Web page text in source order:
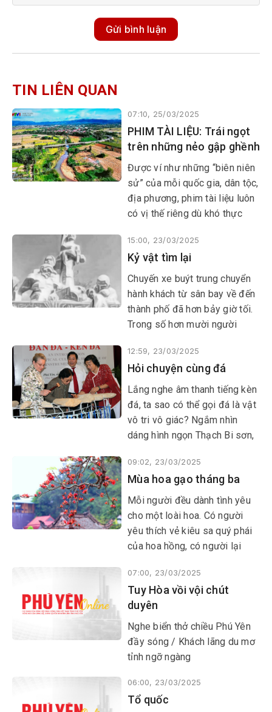
Gửi bình luận
TIN LIÊN QUAN
07:10, 25/03/2025
PHIM TÀI LIỆU: Trái ngọt
trên những nẻo gập ghềnh
​​​​​​​Được ví như những “biên niên
sử” của mỗi quốc gia, dân tộc,
địa phương, phim tài liệu luôn
có vị thế riêng dù khó thực
15:00, 23/03/2025
Kỷ vật tìm lại
​​​​​​​Chuyến xe buýt trung chuyển
hành khách từ sân bay về đến
thành phố đã hơn bảy giờ tối.
Trong số hơn mười người
người đàn ông ngoại quốc,
dáng cao to, tóc và da đều
trắng, trông còn khỏe mạnh.
12:59, 23/03/2025
Hỏi chuyện cùng đá
Lắng nghe âm thanh tiếng kèn
đá, ta sao có thể gọi đá là vật
vô tri vô giác? Ngắm nhìn
dáng hình ngọn Thạch Bi sơn,
mới có số phận? Khi những
sản phẩm của tạo hóa ấy đặt
đúng chỗ của nó thì “thời kỳ
đồ đá” đâu chỉ là sự lạc hậu
về kỹ thuật?
09:02, 23/03/2025
Mùa hoa gạo tháng ba
Mỗi người đều dành tình yêu
cho một loài hoa. Có người
yêu thích vẻ kiêu sa quý phái
của hoa hồng, có người lại
dương hay nét tinh khôi của
cúc họa mi… Riêng tôi lại
thường bị hút hồn trước sắc
đỏ bung biêng của hoa gạo.
07:00, 23/03/2025
Tuy Hòa vồi vội chút
duyên
Nghe biển thở chiều Phú Yên
đầy sóng / Khách lãng du mơ
tỉnh ngỡ ngàng
06:00, 23/03/2025
Tổ quốc